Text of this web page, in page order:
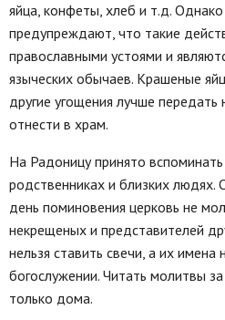
яйца, конфеты, хлеб и т.д.
предупреждают, что такие
православными устоями и
языческих обычаев. Крашеные
другие угощения лучше
отнести в храм.
На Радоницу принято
родственниках и близких
день поминовения церковь не
некрещеных и представителей
нельзя ставить свечи, а их имена
богослужении. Читать молитвы
только дома.